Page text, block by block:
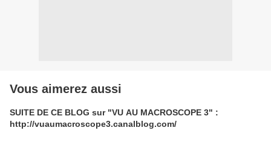
Vous aimerez aussi
SUITE DE CE BLOG sur "VU AU MACROSCOPE 3" :
http://vuaumacroscope3.canalblog.com/